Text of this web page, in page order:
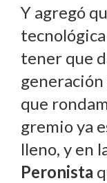
Y agregó
tecnológica
tener que
que
gremio ya
lleno, y en
Peronista